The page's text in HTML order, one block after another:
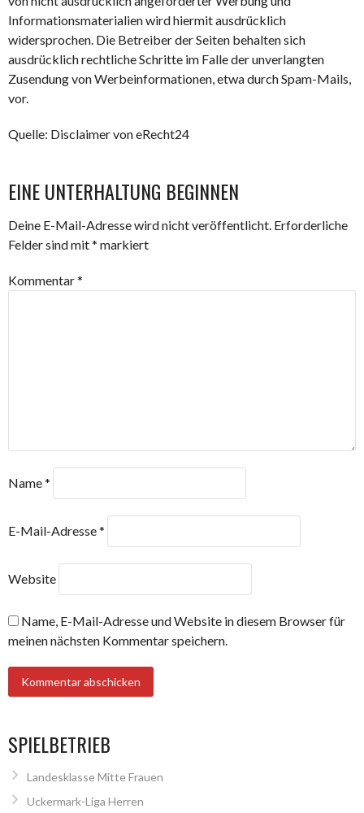
Informationsmaterialien wird hiermit ausdrücklich
widersprochen. Die Betreiber der Seiten behalten sich
ausdrücklich rechtliche Schritte im Falle der unverlangten
Zusendung von Werbeinformationen, etwa durch Spam-Mails,
vor.
Quelle: Disclaimer von eRecht24
EINE UNTERHALTUNG BEGINNEN
Deine E-Mail-Adresse wird nicht veröffentlicht. Erforderliche
Felder sind mit* markiert
Kommentar*
Name*
E-Mail-Adresse*
Website
Name, E-Mail-Adresse und Website in diesem Browser für
meinen nächsten Kommentar speichern.
SPIELBETRIEB
Landesklasse Mitte Frauen
Uckermark-Liga Herren